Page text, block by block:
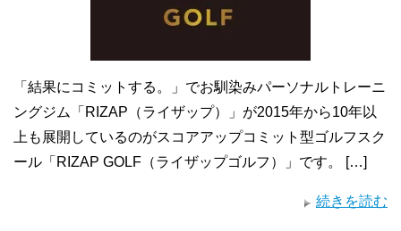
「結果にコミットする。」でお馴染みパーソナルトレーニ
ングジム「RIZAP（ライザップ）」が2015年から10年以
上も展開しているのがスコアアップコミット型ゴルフスク
ール「RIZAP GOLF（ライザップゴルフ）」です。 […]
続きを読む